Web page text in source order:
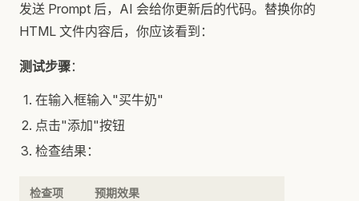
发送 Prompt 后，AI 会给你更新后的代码。替换你的
HTML 文件内容后，你应该看到：
测试步骤：
在输入框输入"买牛奶"
点击"添加"按钮
检查结果：
检查项 预期效果